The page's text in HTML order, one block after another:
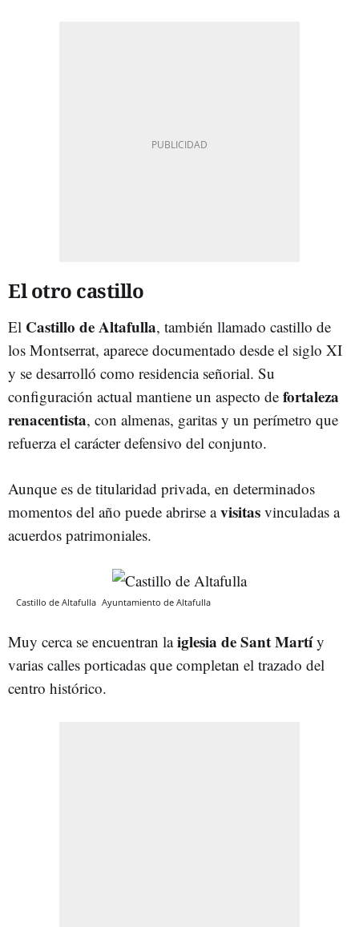
El otro castillo
El Castillo de Altafulla, también llamado castillo de
los Montserrat, aparece documentado desde el siglo XI
y se desarrolló como residencia señorial. Su
configuración actual mantiene un aspecto de fortaleza
renacentista, con almenas, garitas y un perímetro que
refuerza el carácter defensivo del conjunto.
Aunque es de titularidad privada, en determinados
momentos del año puede abrirse avisitas vinculadas a
acuerdos patrimoniales.
Castillo de Altafulla Ayuntamiento de Altafulla
Muy cerca se encuentran laiglesia de Sant Martíy
varias calles porticadas que completan el trazado del
centro histórico.